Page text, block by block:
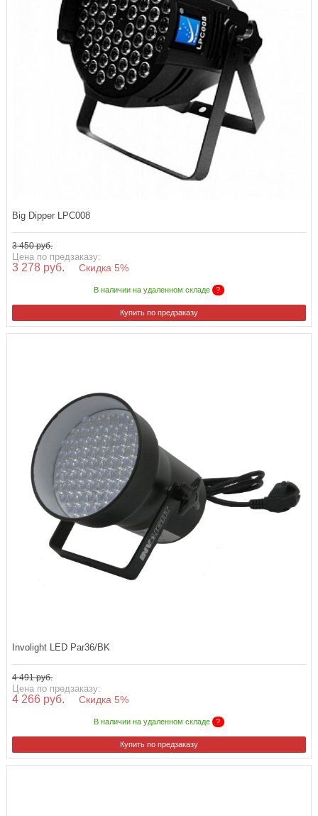
Big Dipper LPC008
3 450 руб.
Цена по предзаказу:
3 278 руб. Скидка 5%
В наличии на удаленном складе ?
Купить по предзаказу
Involight LED Par36/BK
4 491 руб.
Цена по предзаказу:
4 266 руб. Скидка 5%
В наличии на удаленном складе ?
Купить по предзаказу